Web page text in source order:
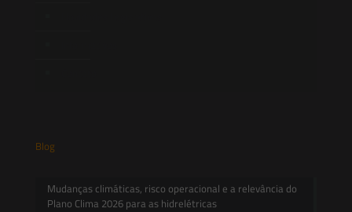
Blog
Mudanças climáticas, risco operacional e a relevância do
Plano Clima 2026 para as hidrelétricas